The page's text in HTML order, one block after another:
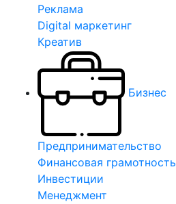
Реклама
Digital маркетинг
Креатив
Бизнес
Предпринимательство
Финансовая грамотность
Инвестиции
Менеджмент